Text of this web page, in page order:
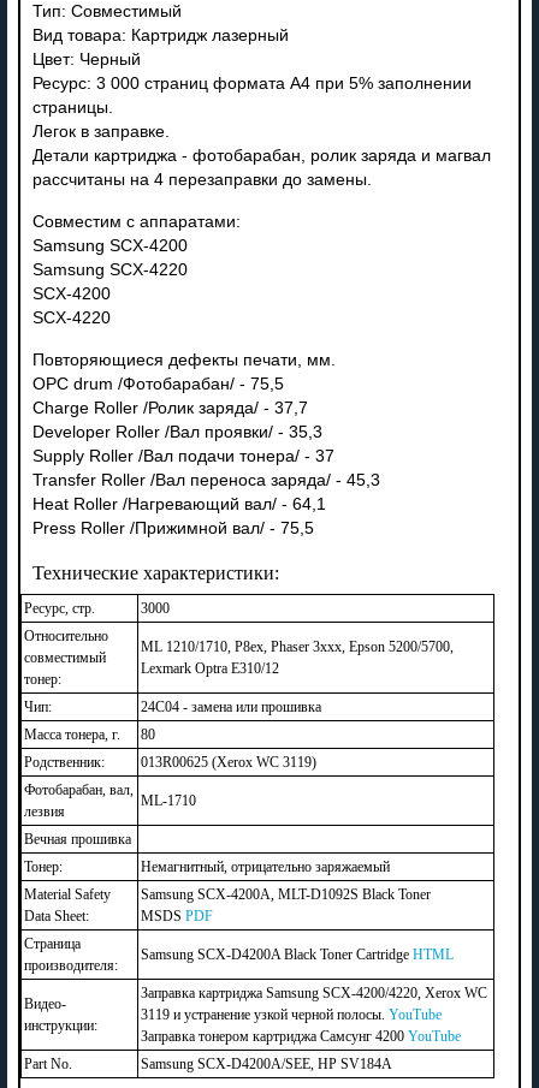
Тип: Совместимый
Вид товара: Картридж лазерный
Цвет: Черный
Ресурс: 3 000 страниц формата А4 при 5% заполнении
страницы.
Легок в заправке.
Детали картриджа - фотобарабан, ролик заряда и магвал
рассчитаны на 4 перезаправки до замены.
Совместим с аппаратами:
Samsung SCX-4200
Samsung SCX-4220
SCX-4200
SCX-4220
Повторяющиеся дефекты печати, мм.
OPC drum /Фотобарабан/ - 75,5
Charge Roller /Ролик заряда/ - 37,7
Developer Roller /Вал проявки/ - 35,3
Supply Roller /Вал подачи тонера/ - 37
Transfer Roller /Вал переноса заряда/ - 45,3
Heat Roller /Нагревающий вал/ - 64,1
Press Roller /Прижимной вал/ - 75,5
Технические характеристики:
Ресурс, стр.
3000
Относительно
совместимый
тонер:
ML 1210/1710, P8ex, Phaser 3xxx, Epson 5200/5700,
Lexmark Optra E310/12
Чип:
24C04 - замена или прошивка
Масса тонера, г.
80
Родственник:
013R00625 (Xerox WC 3119)
Фотобарабан, вал,
лезвия
ML-1710
Вечная прошивка
Тонер:
Немагнитный, отрицательно заряжаемый
Material Safety
Data Sheet:
Samsung SCX-4200A, MLT-D1092S Black Toner
MSDS PDF
Страница
производителя:
Samsung SCX-D4200A Black Toner Cartridge HTML
Видео-
инструкции:
Заправка картриджа Samsung SCX-4200/4220, Xerox WC
3119 и устранение узкой черной полосы. YouTube
Заправка тонером картриджа Самсунг 4200 YouTube
Part No.
Samsung SCX-D4200A/SEE, HP SV184A